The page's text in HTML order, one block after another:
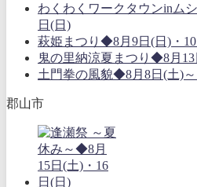
わくわくワークタウンinム
日(日)
萩姫まつり◆8月9日(日)・
鬼の里納涼夏まつり◆8月13
土門拳の風貌◆8月8日(土)～
郡山市